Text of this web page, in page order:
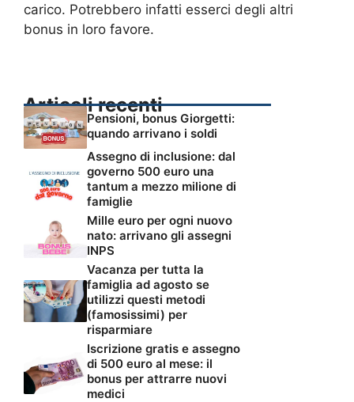
carico. Potrebbero infatti esserci degli altri
bonus in loro favore.
Articoli recenti
Pensioni, bonus Giorgetti:
quando arrivano i soldi
Assegno di inclusione: dal
governo 500 euro una
tantum a mezzo milione di
famiglie
Mille euro per ogni nuovo
nato: arrivano gli assegni
INPS
Vacanza per tutta la
famiglia ad agosto se
utilizzi questi metodi
(famosissimi) per
risparmiare
Iscrizione gratis e assegno
di 500 euro al mese: il
bonus per attrarre nuovi
medici